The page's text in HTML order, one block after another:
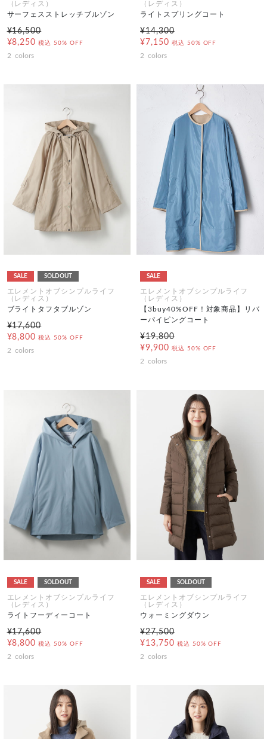
（レディス）
サーフェスストレッチブルゾン
¥16,500
¥8,250 税込 50% OFF
2 colors
（レディス）
ライトスプリングコート
¥14,300
¥7,150 税込 50% OFF
2 colors
SALE SOLDOUT
エレメントオブシンプルライフ
（レディス）
ブライトタフタブルゾン
¥17,600
¥8,800 税込 50% OFF
2 colors
SALE
エレメントオブシンプルライフ
（レディス）
【3buy40%OFF！対象商品】リバ
ーパイピングコート
¥19,800
¥9,900 税込 50% OFF
2 colors
SALE SOLDOUT
エレメントオブシンプルライフ
（レディス）
ライトフーディーコート
¥17,600
¥8,800 税込 50% OFF
2 colors
SALE SOLDOUT
エレメントオブシンプルライフ
（レディス）
ウォーミングダウン
¥27,500
¥13,750 税込 50% OFF
2 colors